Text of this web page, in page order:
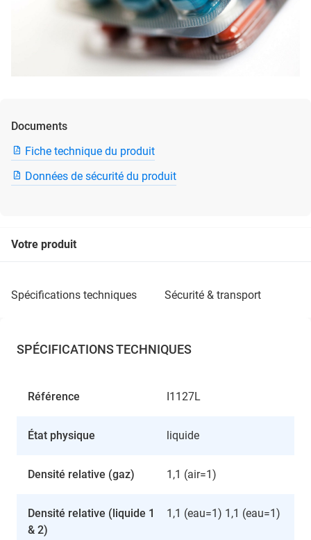
Documents
Fiche technique du produit
Données de sécurité du produit
Votre produit
spécifications techniques sécurité & transport
SPÉCIFICATIONS TECHNIQUES
Référence I1127L
État physique liquide
Densité relative (gaz) 1,1 (air=1)
Densité relative (liquide 1
& 2)
1,1 (eau=1) 1,1 (eau=1)